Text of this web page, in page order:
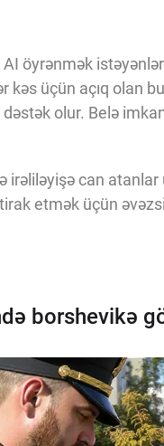
öyrənmək
kəs üçün açıq olan
olur. Belə
irəliləyişə can
etmək üçün
borshevikə